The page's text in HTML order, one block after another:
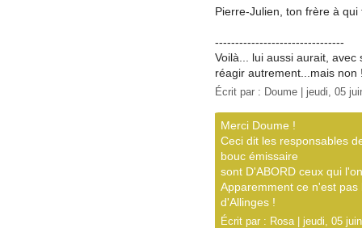
Pierre-Julien, ton frère à
--------------------------------
Voilà... lui aussi aurait,
réagir autrement...mais non
Écrit par : Doume | jeudi, 05
Merci Doume !
Ceci dit les responsables
bouc émissaire
sont D'ABORD ceux qui
Apparemment ce n'est
d'Allinges !
Écrit par : Rosa| jeudi, 05